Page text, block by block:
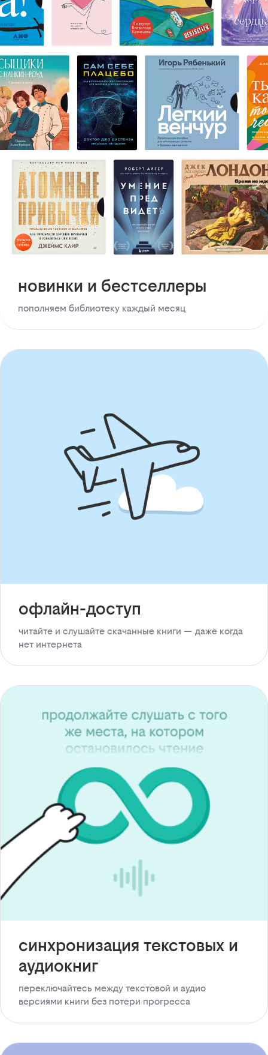
новинки и бестселлеры
пополняем библиотеку каждый месяц
офлайн-доступ
читайте и слушайте скачанные книги — даже когда
нет интернета
синхронизация текстовых и
аудиокниг
переключайтесь между текстовой и аудио
версиями книги без потери прогресса